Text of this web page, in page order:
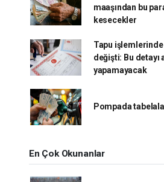
maaşından bu
kesecekler
Tapu
değişti: Bu detayı
yapamayacak
Pompada
En Çok Okunanlar